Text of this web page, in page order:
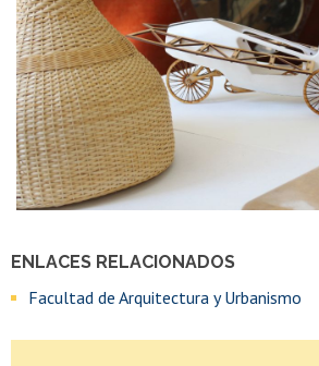
ENLACES RELACIONADOS
Facultad de Arquitectura y Urbanismo